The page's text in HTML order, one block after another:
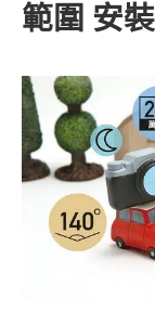
範圍 安